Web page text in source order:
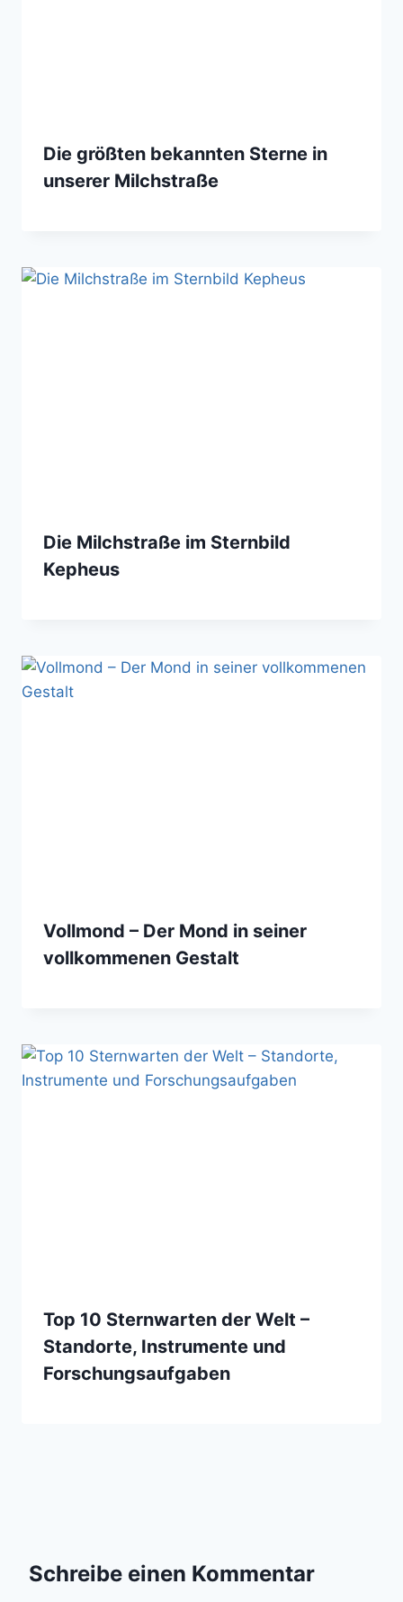
Die größten bekannten Sterne in
unserer Milchstraße
Die Milchstraße im Sternbild
Kepheus
Vollmond – Der Mond in seiner
vollkommenen Gestalt
Top 10 Sternwarten der Welt –
Standorte, Instrumente und
Forschungsaufgaben
Schreibe einen Kommentar